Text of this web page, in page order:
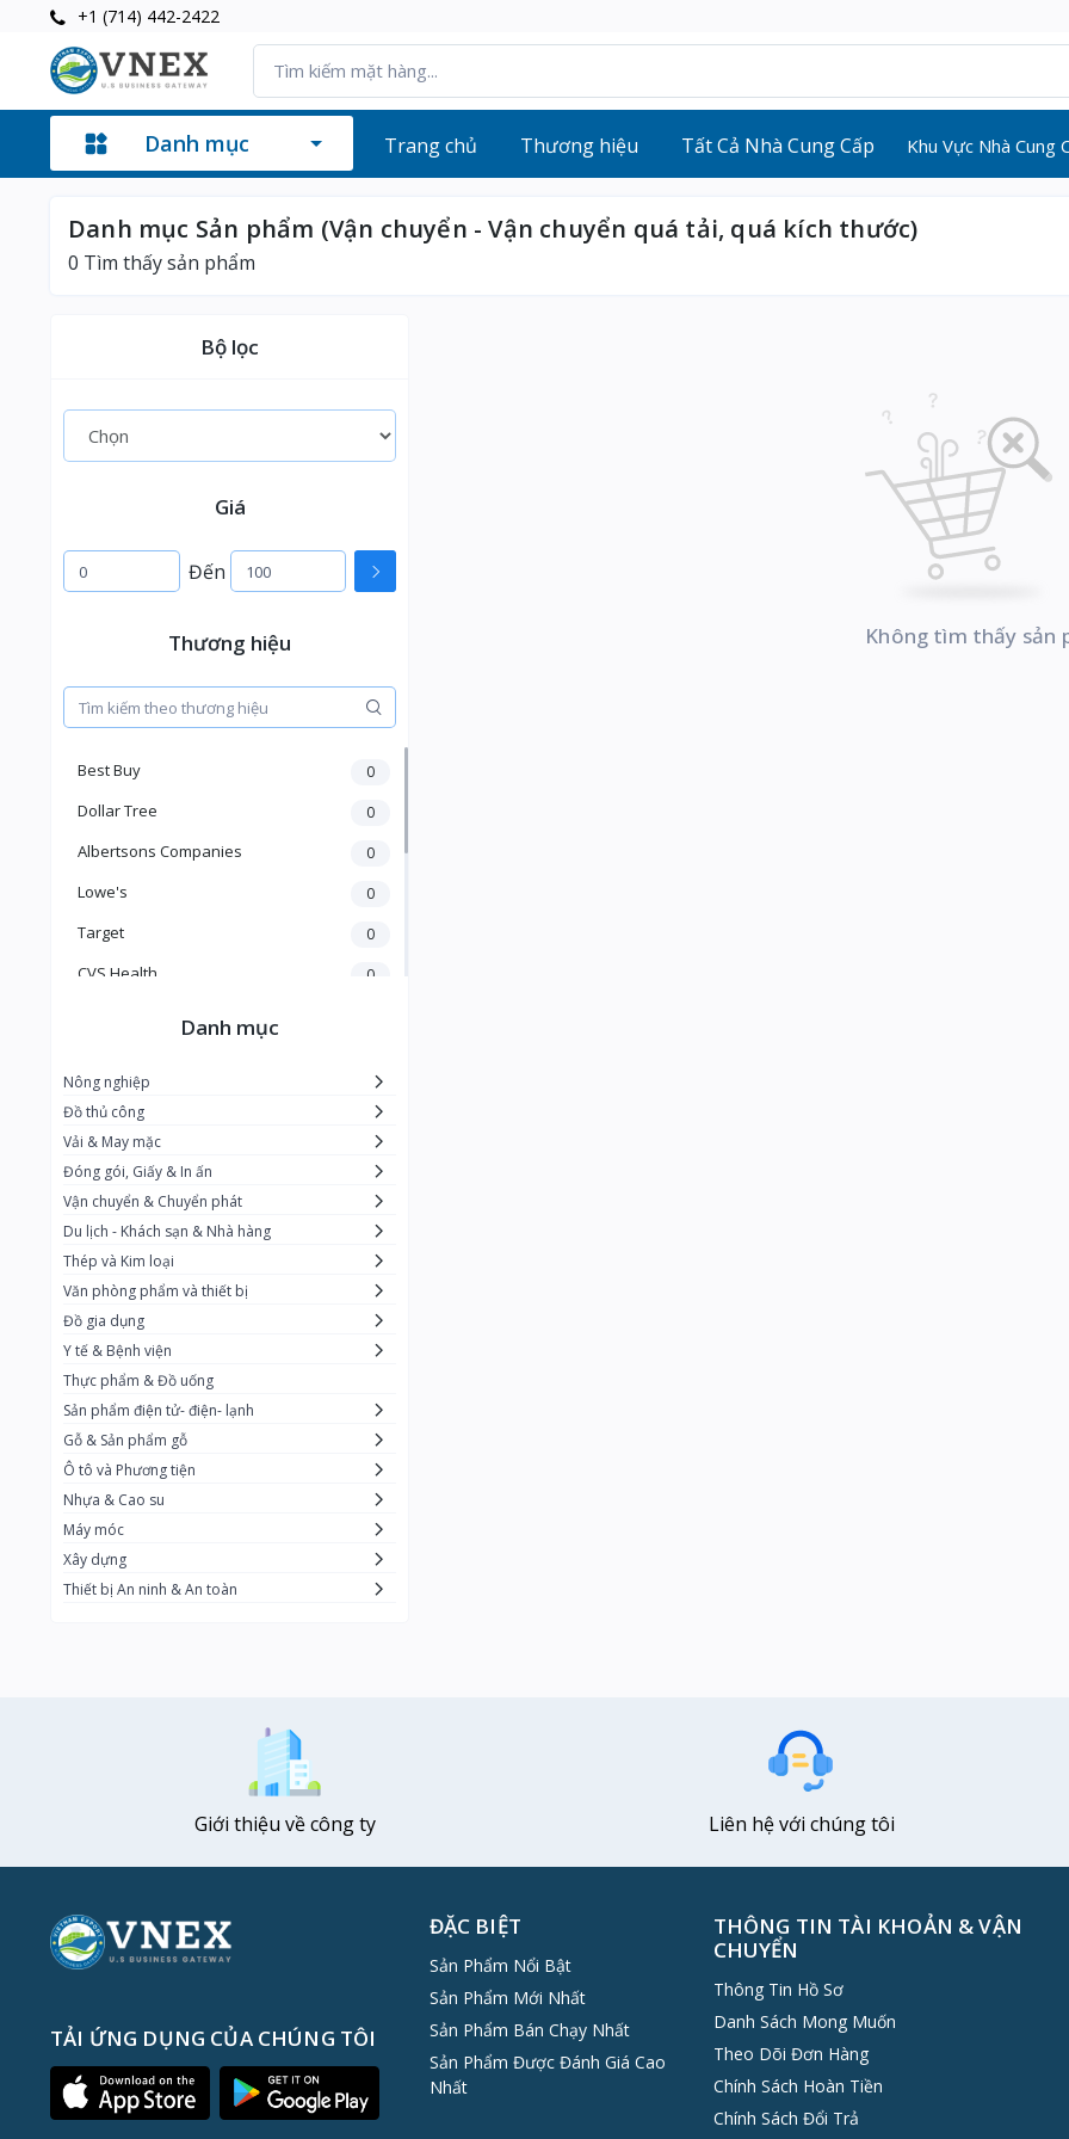
+1 (714) 442-2422
Danh mục Trang chủ Thương hiệu Tất Cả Nhà Cung Cấp Khu Vực Nhà Cung
Danh mục Sản phẩm (Vận chuyển - Vận chuyển quá tải, quá kích thước)
0 Tìm thấy sản phẩm
Bộ lọc
Giá
Đến
Thương hiệu
Best Buy 0
Dollar Tree 0
Albertsons Companies 0
Lowe's 0
Target 0
CVS Health 0
The Kroger Co.
Costco 0
Amazon 0
Walmart
Danh mục
Nông nghiệp
Đồ thủ công
Vải & May mặc
Đóng gói, Giấy & In ấn
Vận chuyển & Chuyển phát
Du lịch - Khách sạn & Nhà hàng
Thép và Kim loại
Văn phòng phẩm và thiết bị
Đồ gia dụng
Y tế & Bệnh viện
Thực phẩm & Đồ uống
Sản phẩm điện tử- điện- lạnh
Gỗ & Sản phẩm gỗ
Ô tô và Phương tiện
Nhựa & Cao su
Máy móc
Xây dựng
Thiết bị An ninh & An toàn
Không tìm thấy sản
Giới thiệu về công ty Liên hệ với chúng tôi
TẢI ỨNG DỤNG CỦA CHÚNG TÔI
ĐẶC BIỆT
Sản Phẩm Nổi Bật
Sản Phẩm Mới Nhất
Sản Phẩm Bán Chạy Nhất
Sản Phẩm Được Đánh Giá Cao
Nhất
THÔNG TIN TÀI KHOẢN & VẬN
CHUYỂN
Thông Tin Hồ Sơ
Danh Sách Mong Muốn
Theo Dõi Đơn Hàng
Chính Sách Hoàn Tiền
Chính Sách Đổi Trả